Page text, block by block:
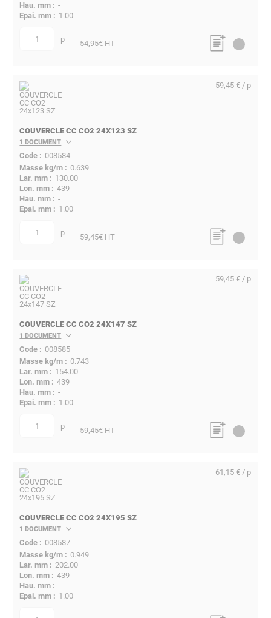
-
1.00
quantité p 54,95€ HT
COUVERCLE CC CO2 24X123 SZ
1 DOCUMENT
008584
0.639
130.00
439
-
1.00
quantité p
59,45 € / p
59,45€ HT
COUVERCLE CC CO2 24X147 SZ
1 DOCUMENT
008585
0.743
154.00
439
-
1.00
quantité p
59,45 € / p
59,45€ HT
COUVERCLE CC CO2 24X195 SZ
1 DOCUMENT
008587
0.949
202.00
439
-
1.00
61,15 € / p